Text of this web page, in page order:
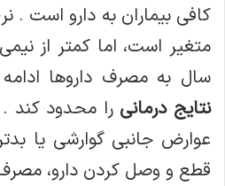
متغیر است، اما کمتر از
سال به مصرف داروها
نتایج درمانی را محدود کند .
عوارض جانبی گوارشی یا
قطع و وصل کردن دارو،